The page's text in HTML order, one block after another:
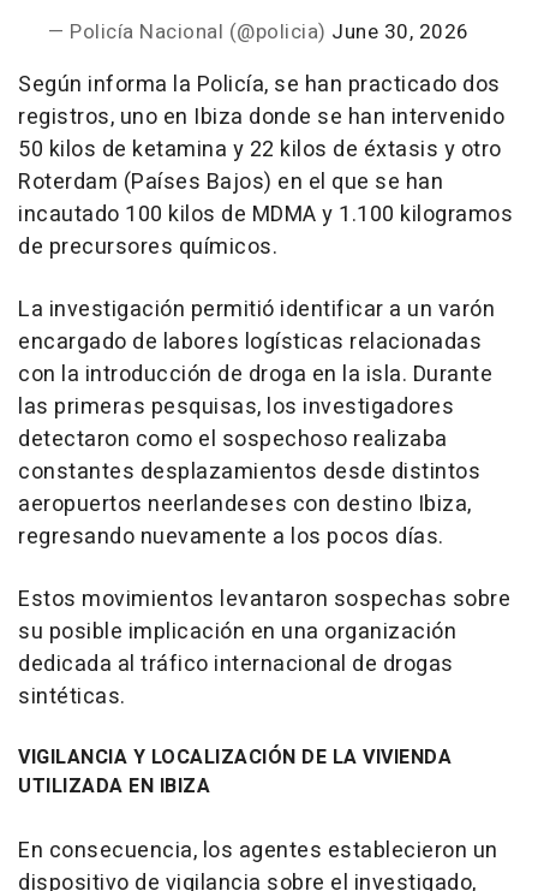
— Policía Nacional (@policia) June 30, 2026
Según informa la Policía, se han practicado dos
registros, uno en Ibiza donde se han intervenido
50 kilos de ketamina y 22 kilos de éxtasis y otro
Roterdam (Países Bajos) en el que se han
incautado 100 kilos de MDMA y 1.100 kilogramos
de precursores químicos.
La investigación permitió identificar a un varón
encargado de labores logísticas relacionadas
con la introducción de droga en la isla. Durante
las primeras pesquisas, los investigadores
detectaron como el sospechoso realizaba
constantes desplazamientos desde distintos
aeropuertos neerlandeses con destino Ibiza,
regresando nuevamente a los pocos días.
Estos movimientos levantaron sospechas sobre
su posible implicación en una organización
dedicada al tráfico internacional de drogas
sintéticas.
VIGILANCIA Y LOCALIZACIÓN DE LA VIVIENDA
UTILIZADA EN IBIZA
En consecuencia, los agentes establecieron un
dispositivo de vigilancia sobre el investigado,